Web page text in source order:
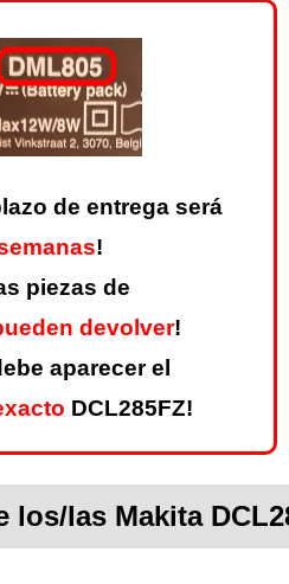
de entrega será
!
piezas de
devolver!
aparecer el
DCL285FZ!
los/las Makita